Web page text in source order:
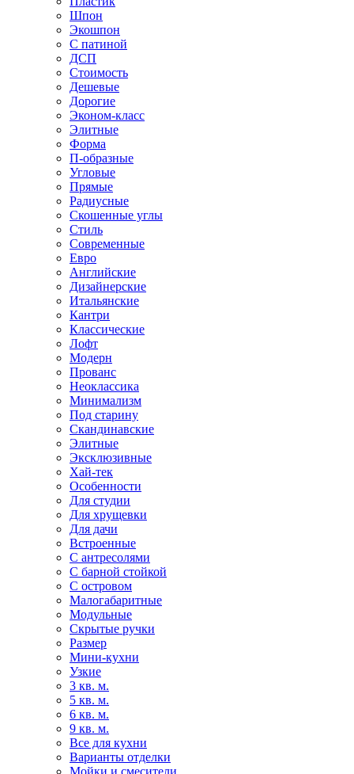
Шпон
Экошпон
С патиной
ДСП
Стоимость
Дешевые
Дорогие
Эконом-класс
Элитные
Форма
П-образные
Угловые
Прямые
Радиусные
Скошенные углы
Стиль
Современные
Евро
Английские
Дизайнерские
Итальянские
Кантри
Классические
Лофт
Модерн
Прованс
Неоклассика
Минимализм
Под старину
Скандинавские
Элитные
Эксклюзивные
Хай-тек
Особенности
Для студии
Для хрущевки
Для дачи
Встроенные
С антресолями
С барной стойкой
С островом
Малогабаритные
Модульные
Скрытые ручки
Размер
Мини-кухни
Узкие
3 кв. м.
5 кв. м.
6 кв. м.
9 кв. м.
Все для кухни
Варианты отделки
Мойки и смесители